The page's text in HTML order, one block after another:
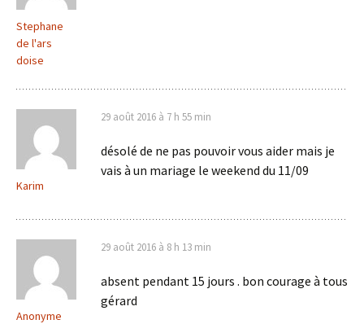
Stephane
de l'ars
doise
Karim
29 août 2016 à 7 h 55 min
désolé de ne pas pouvoir vous aider mais je
vais à un mariage le weekend du 11/09
Anonyme
29 août 2016 à 8 h 13 min
absent pendant 15 jours . bon courage à tous
gérard